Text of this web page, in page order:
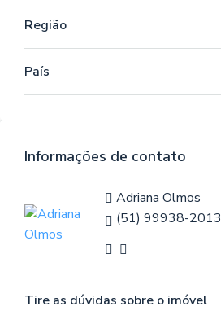
Região
País
Informações de contato
Adriana Olmos
(51) 99938-2013
Tire as dúvidas sobre o imóvel